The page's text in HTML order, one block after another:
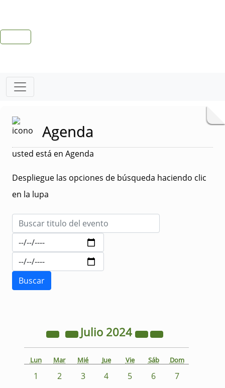
Agenda
usted está en Agenda
Despliegue las opciones de búsqueda haciendo clic
en la lupa
Julio 2024
Lun Mar Mié Jue Vie Sáb Dom
1 2 3 4 5 6
7